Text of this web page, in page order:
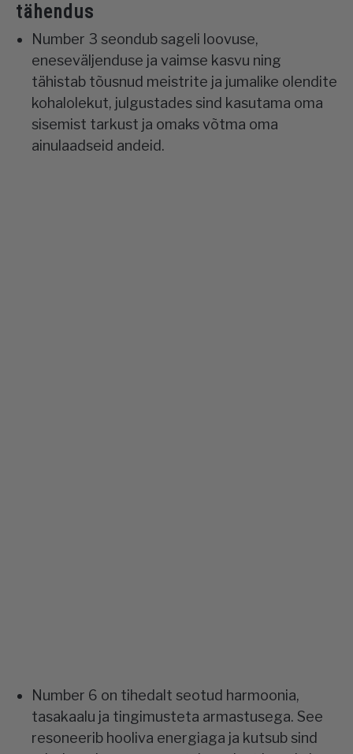
tähendus
Number 3 seondub sageli loovuse,
eneseväljenduse ja vaimse kasvu ning
tähistab tõusnud meistrite ja jumalike olendite
kohalolekut, julgustades sind kasutama oma
sisemist tarkust ja omaks võtma oma
ainulaadseid andeid.
Number 6 on tihedalt seotud harmoonia,
tasakaalu ja tingimusteta armastusega. See
resoneerib hooliva energiaga ja kutsub sind